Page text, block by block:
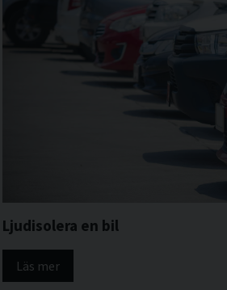
Ljudisolera en bil
Läs mer